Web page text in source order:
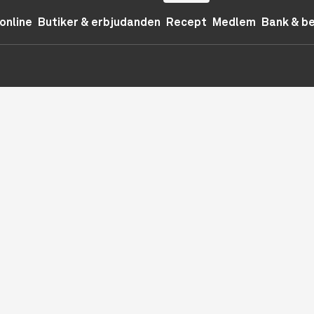
Butiker & erbjudanden Recept Medlem Bank &